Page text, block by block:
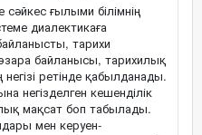
ғылыми білімнің
диалектикаға
тарихи
байланысы, тарихилық
ретінде қабылданады.
негізделген кешенділік
мақсат боп табылады.
мен керуен-